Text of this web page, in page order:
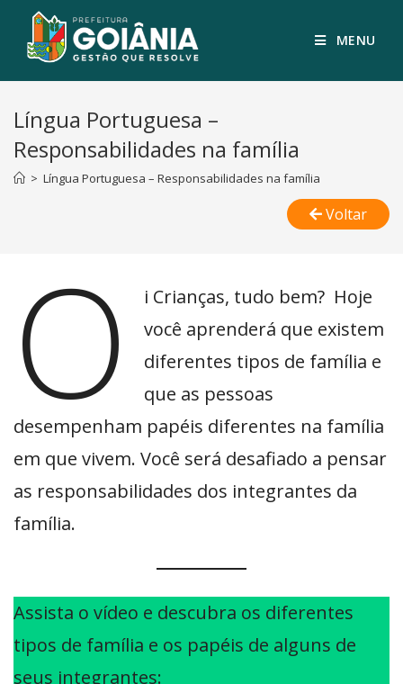
MENU
Língua Portuguesa –
Responsabilidades na família
> Língua Portuguesa – Responsabilidades na família
Voltar
O
i Crianças, tudo bem? Hoje
você aprenderá que existem
diferentes tipos de família e
que as pessoas
desempenham papéis diferentes na família
em que vivem. Você será desafiado a pensar
as responsabilidades dos integrantes da
família.
Assista o vídeo e descubra os diferentes
tipos de família e os papéis de alguns de
seus integrantes: